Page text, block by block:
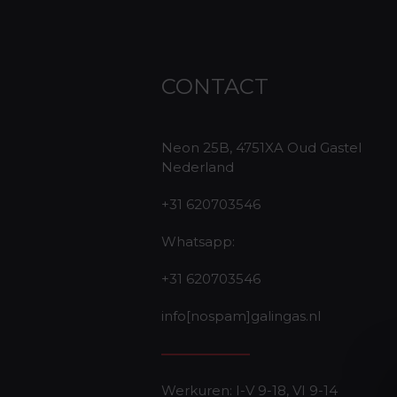
CONTACT
Neon 25B, 4751XA Oud Gastel
Nederland
+31 620703546
Whatsapp:
+31 620703546
info[nospam]galingas.nl
Werkuren: I-V 9-18, VI 9-14